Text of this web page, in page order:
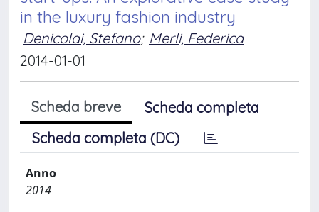
in the luxury fashion industry
Denicolai, Stefano; Merli, Federica
2014-01-01
Scheda breve
Scheda completa
Scheda completa (DC)
Anno
2014